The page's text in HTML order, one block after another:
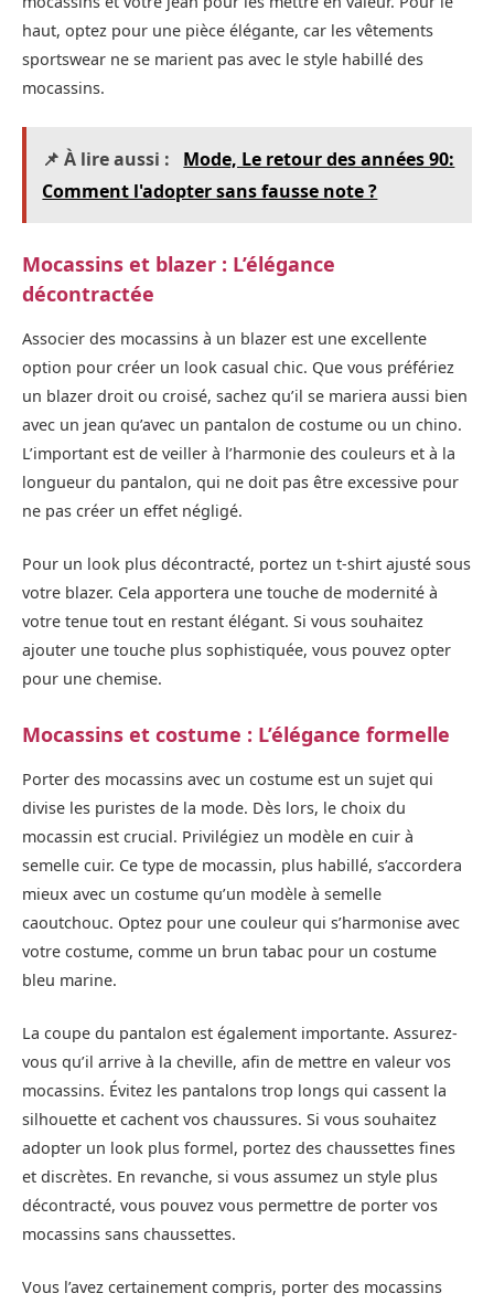
haut, optez pour une pièce élégante, car les vêtements
sportswear ne se marient pas avec le style habillé des
mocassins.
📌 À lire aussi :
Mode, Le retour des années 90:
Comment l'adopter sans fausse note ?
Mocassins et blazer : L’élégance
décontractée
Associer des mocassins à un blazer est une excellente
option pour créer un look casual chic. Que vous préfériez
un blazer droit ou croisé, sachez qu’il se mariera aussi bien
avec un jean qu’avec un pantalon de costume ou un chino.
L’important est de veiller à l’harmonie des couleurs et à la
longueur du pantalon, qui ne doit pas être excessive pour
ne pas créer un effet négligé.
Pour un look plus décontracté, portez un t-shirt ajusté sous
votre blazer. Cela apportera une touche de modernité à
votre tenue tout en restant élégant. Si vous souhaitez
ajouter une touche plus sophistiquée, vous pouvez opter
pour une chemise.
Mocassins et costume : L’élégance formelle
Porter des mocassins avec un costume est un sujet qui
divise les puristes de la mode. Dès lors, le choix du
mocassin est crucial. Privilégiez un modèle en cuir à
semelle cuir. Ce type de mocassin, plus habillé, s’accordera
mieux avec un costume qu’un modèle à semelle
caoutchouc. Optez pour une couleur qui s’harmonise avec
votre costume, comme un brun tabac pour un costume
bleu marine.
La coupe du pantalon est également importante. Assurez-
vous qu’il arrive à la cheville, afin de mettre en valeur vos
mocassins. Évitez les pantalons trop longs qui cassent la
silhouette et cachent vos chaussures. Si vous souhaitez
adopter un look plus formel, portez des chaussettes fines
et discrètes. En revanche, si vous assumez un style plus
décontracté, vous pouvez vous permettre de porter vos
mocassins sans chaussettes.
Vous l’avez certainement compris, porter des mocassins